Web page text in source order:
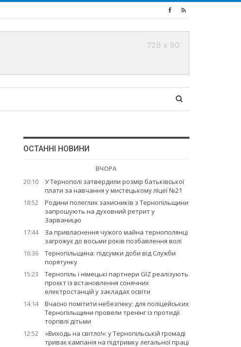
ОСТАННІ НОВИНИ
ВЧОРА
20:10
У Тернополі затвердили розмір батьківської
плати за навчання у мистецькому ліцеї №21
18:52
Родини полеглих захисників з Тернопільщини
запрошують на духовний ретрит у
Зарваницю
17:44
За привласнення чужого майна тернополянці
загрожує до восьми років позбавлення волі
16:36
Тернопільщина: підсумки доби від Служби
порятунку
15:23
Тернопіль і німецькі партнери GIZ реалізують
проєкт із встановлення сонячних
електростанцій у закладах освіти
14:14
Вчасно помітити небезпеку: для поліцейських
Тернопільщини провели тренінг із протидії
торгівлі дітьми
12:52
«Виходь на світло!»: у Тернопільській громаді
триває кампанія на підтримку легальної праці